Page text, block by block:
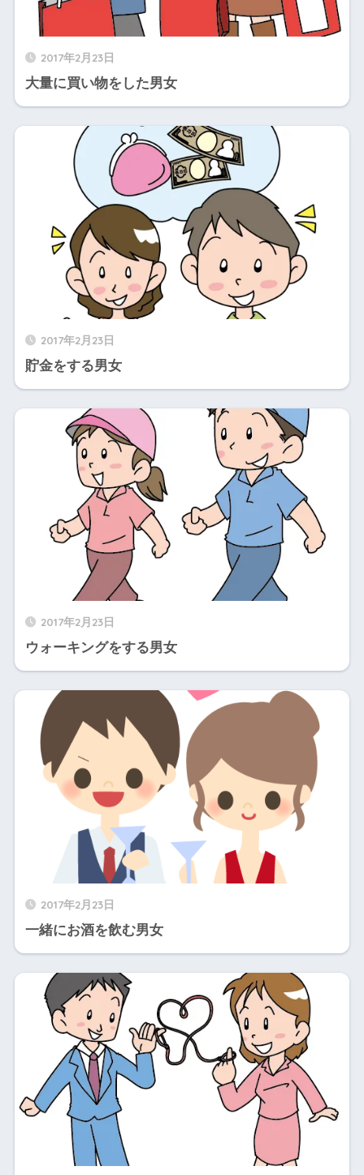
2017年2月23日
大量に買い物をした男女
2017年2月23日
貯金をする男女
2017年2月23日
ウォーキングをする男女
2017年2月23日
一緒にお酒を飲む男女